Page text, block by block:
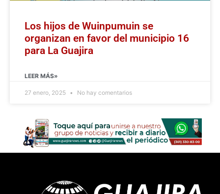
Los hijos de Wuinpumuin se
organizan en favor del municipio 16
para La Guajira
LEER MÁS»
27 enero, 2025 No hay comentarios